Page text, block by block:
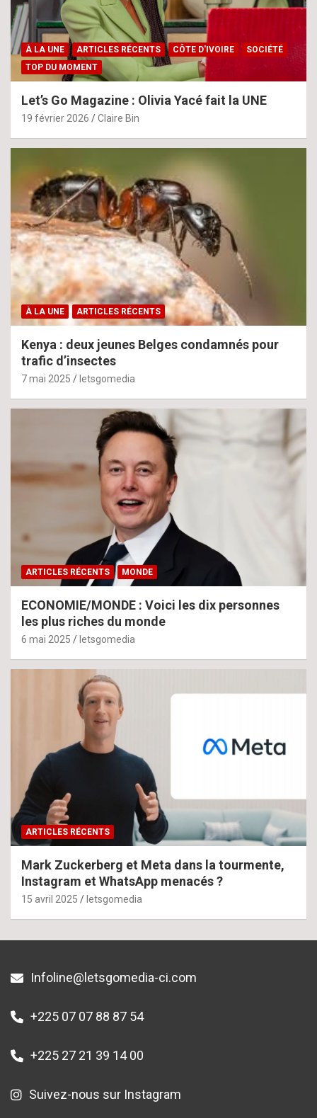
À LA UNE ARTICLES RÉCENTS CÔTE D'IVOIRE
SOCIÉTÉ
TOP DU MOMENT
Let’s Go Magazine : Olivia Yacé fait la UNE
19 février 2026 Claire Bin
À LA UNE ARTICLES RÉCENTS
Kenya : deux jeunes Belges condamnés pour
trafic d’insectes
7 mai 2025 letsgomedia
ARTICLES RÉCENTS MONDE
ECONOMIE/MONDE : Voici les dix personnes
les plus riches du monde
6 mai 2025 letsgomedia
ARTICLES RÉCENTS
Mark Zuckerberg et Meta dans la tourmente,
Instagram et WhatsApp menacés ?
15 avril 2025 letsgomedia
Infoline@letsgomedia-ci.com
+225 07 07 88 87 54
+225 27 21 39 14 00
Suivez-nous sur Instagram